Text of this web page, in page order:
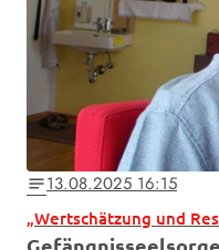
notes13.08.2025 16:15
„Wertschätzung und